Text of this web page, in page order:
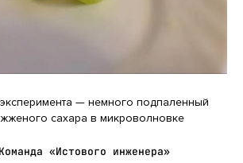
— немного подпаленный
сахара в микроволновке
«Истового инженера»